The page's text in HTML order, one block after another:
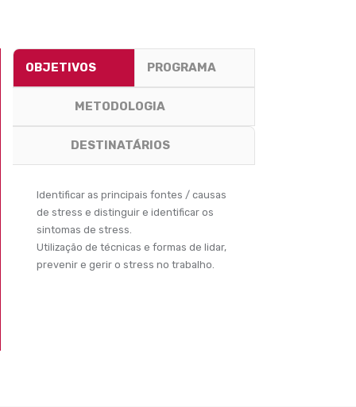
OBJETIVOS PROGRAMA
METODOLOGIA
DESTINATÁRIOS
Identificar as principais fontes / causas
de stress e distinguir e identificar os
sintomas de stress.
Utilização de técnicas e formas de lidar,
prevenir e gerir o stress no trabalho.